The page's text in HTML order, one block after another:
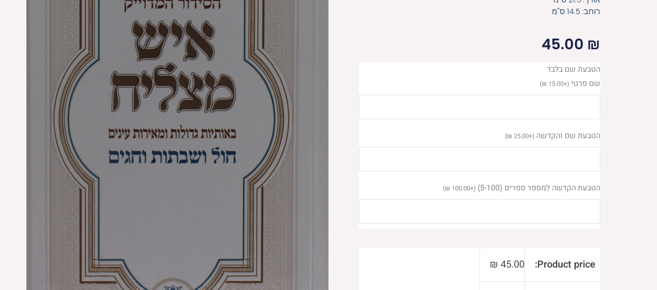
רוחב: 14.5 ס"מ
45.00 ₪
הטבעת שם בלבד
שם פרטי (
+
15.00
₪
)
הטבעת שם והקדשה (
+
25.00
₪
)
הטבעת הקדשה למספר ספרים (5-100) (
+
100.00
₪
)
Product price:
45.00
₪
כמות
של
סידור
-